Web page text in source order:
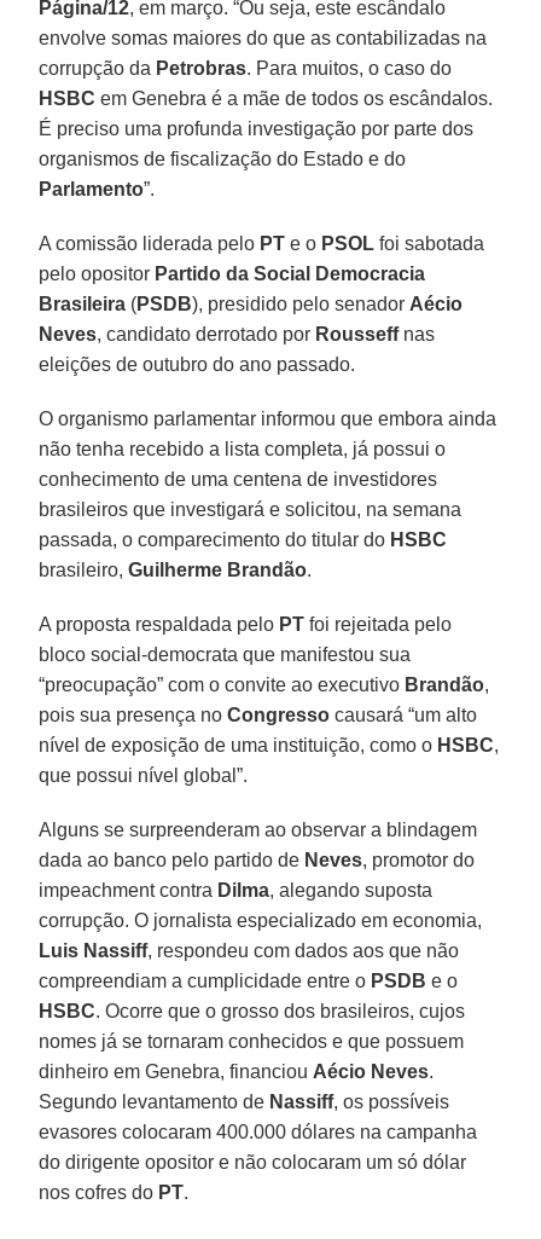
Página/12, em março. “Ou seja, este escândalo
envolve somas maiores do que as contabilizadas na
corrupção da Petrobras. Para muitos, o caso do
HSBC em Genebra é a mãe de todos os escândalos.
É preciso uma profunda investigação por parte dos
organismos de fiscalização do Estado e do
Parlamento”.
A comissão liderada pelo PT e o PSOL foi sabotada
pelo opositor Partido da Social Democracia
Brasileira (PSDB), presidido pelo senador Aécio
Neves, candidato derrotado por Rousseffnas
eleições de outubro do ano passado.
O organismo parlamentar informou que embora ainda
não tenha recebido a lista completa, já possui o
conhecimento de uma centena de investidores
brasileiros que investigará e solicitou, na semana
passada, o comparecimento do titular do HSBC
brasileiro,Guilherme Brandão.
A proposta respaldada pelo PT foi rejeitada pelo
bloco social-democrata que manifestou sua
“preocupação” com o convite ao executivo Brandão,
pois sua presença noCongresso causará “um alto
nível de exposição de uma instituição, como o HSBC,
que possui nível global”.
Alguns se surpreenderam ao observar a blindagem
dada ao banco pelo partido de Neves, promotor do
impeachment contra Dilma, alegando suposta
corrupção. O jornalista especializado em economia,
Luis Nassiff, respondeu com dados aos que não
compreendiam a cumplicidade entre o PSDB e o
HSBC. Ocorre que o grosso dos brasileiros, cujos
nomes já se tornaram conhecidos e que possuem
dinheiro em Genebra, financiou Aécio Neves.
Segundo levantamento de Nassiff, os possíveis
evasores colocaram 400.000 dólares na campanha
do dirigente opositor e não colocaram um só dólar
nos cofres do PT.